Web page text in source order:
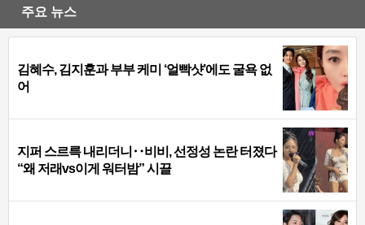
주요 뉴스
김혜수, 김지훈과 부부 케미 ‘얼빡샷’에도 굴욕 없
어
지퍼 스르륵 내리더니‥비비, 선정성 논란 터졌다
“왜 저래vs이게 워터밤” 시끌